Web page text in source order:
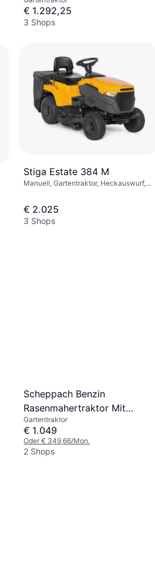
€ 1.292,25
3 Shops
Stiga Estate 384 M
Manuell, Gartentraktor, Heckauswurf,
€ 2.025
3 Shops
Scheppach Benzin
Rasenmahertraktor Mit
Elektrostarter MR230-61
Gartentraktor
€ 1.049
Oder € 349,66/Mon.
2 Shops